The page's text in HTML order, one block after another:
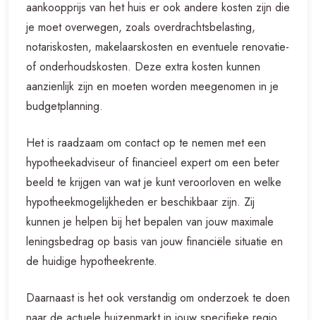
aankoopprijs van het huis er ook andere kosten zijn die
je moet overwegen, zoals overdrachtsbelasting,
notariskosten, makelaarskosten en eventuele renovatie-
of onderhoudskosten. Deze extra kosten kunnen
aanzienlijk zijn en moeten worden meegenomen in je
budgetplanning.
Het is raadzaam om contact op te nemen met een
hypotheekadviseur of financieel expert om een beter
beeld te krijgen van wat je kunt veroorloven en welke
hypotheekmogelijkheden er beschikbaar zijn. Zij
kunnen je helpen bij het bepalen van jouw maximale
leningsbedrag op basis van jouw financiële situatie en
de huidige hypotheekrente.
Daarnaast is het ook verstandig om onderzoek te doen